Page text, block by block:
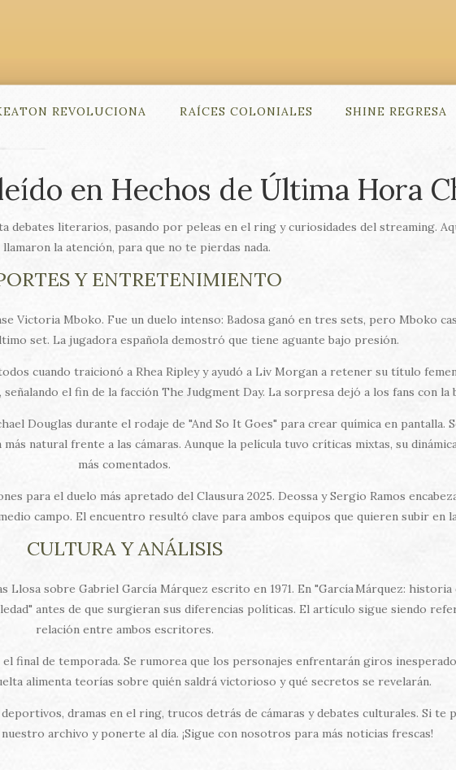
REVOLUCIONA RAÍCES COLONIALES SHINE REGRESA
en Hechos de Última Hora
debates literarios, pasando por peleas en el ring y curiosidades del streaming.
llamaron la atención, para que no te pierdas nada.
Y ENTRETENIMIENTO
Victoria Mboko. Fue un duelo intenso: Badosa ganó en tres sets, pero Mboko
set. La jugadora española demostró que tiene aguante bajo presión.
cuando traicionó a Rhea Ripley y ayudó a Liv Morgan a retener su título
el fin de la facción The Judgment Day. La sorpresa dejó a los fans con la
Douglas durante el rodaje de "And So It Goes" para crear química en pantalla.
natural frente a las cámaras. Aunque la película tuvo críticas mixtas, su
más comentados.
para el duelo más apretado del Clausura 2025. Deossa y Sergio Ramos
campo. El encuentro resultó clave para ambos equipos que quieren subir en
CULTURA Y ANÁLISIS
sobre Gabriel García Márquez escrito en 1971. En "García Márquez: historia
antes de que surgieran sus diferencias políticas. El artículo sigue siendo
relación entre ambos escritores.
final de temporada. Se rumorea que los personajes enfrentarán giros
alimenta teorías sobre quién saldrá victorioso y qué secretos se revelarán.
dramas en el ring, trucos detrás de cámaras y debates culturales. Si te
archivo y ponerte al día. ¡Sigue con nosotros para más noticias frescas!